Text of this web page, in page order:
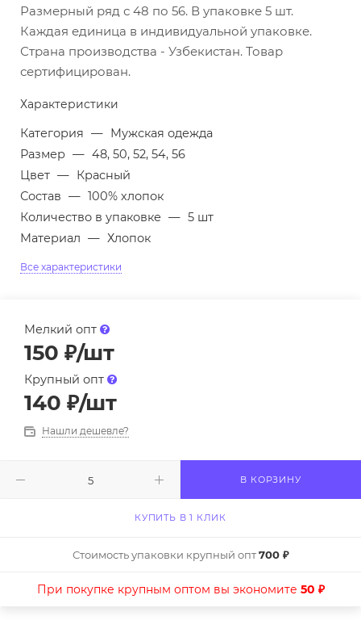
Размерный ряд с 48 по 56. В упаковке 5 шт.
Каждая единица в индивидуальной упаковке.
Страна производства - Узбекистан. Товар
сертифицирован.
Характеристики
Категория — Мужская одежда
Размер — 48, 50, 52, 54, 56
Цвет — Красный
Состав — 100% хлопок
Количество в упаковке — 5 шт
Материал — Хлопок
Все характеристики
Мелкий опт
150 ₽/шт
Крупный опт
140 ₽/шт
Нашли дешевле?
В КОРЗИНУ
КУПИТЬ В 1 КЛИК
Стоимость упаковки крупный опт700 ₽
При покупке крупным оптом вы экономите 50 ₽